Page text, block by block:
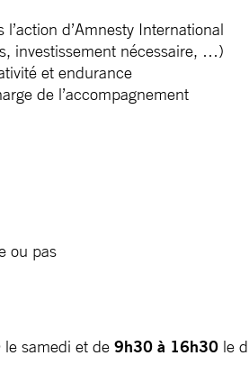
d’Amnesty International
investissement nécessaire, …)
et endurance
de l’accompagnement
ou pas
le samedi et de 9h30 à 16h30 le